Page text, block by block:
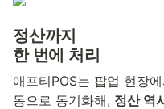
정산까지
한 번에 처리
애프티POS는 팝업 현장
동으로 동기화해, 정산 역